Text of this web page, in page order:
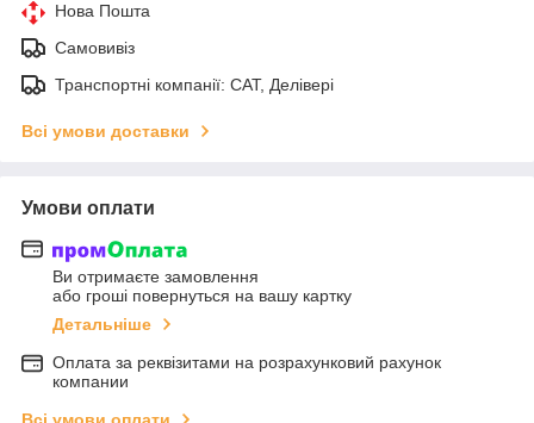
Нова Пошта
Самовивіз
Транспортні компанії: САТ, Делівері
Всі умови доставки
Умови оплати
Ви отримаєте замовлення
або гроші повернуться на вашу картку
Детальніше
Оплата за реквізитами на розрахунковий рахунок
компании